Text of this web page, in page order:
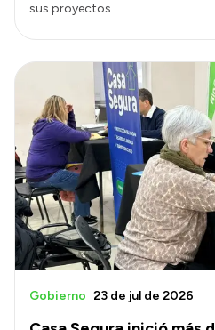
sus proyectos.
Gobierno 23 de jul de 2026